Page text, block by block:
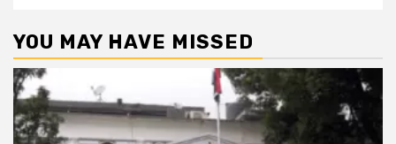
YOU MAY HAVE MISSED